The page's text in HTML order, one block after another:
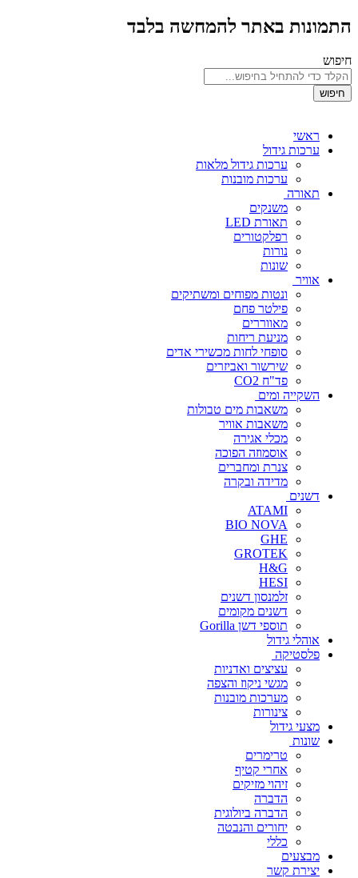
התמונות באתר להמחשה בלבד
חיפוש
חיפוש
ראשי
ערכות גידול
ערכות גידול מלאות
ערכות מובנות
תאורה
משנקים
תאורת LED
רפלקטורים
נורות
שונות
אוויר
ונטות מפוחים ומשתיקים
פילטר פחם
מאווררים
מניעת ריחות
סופחי לחות מכשירי אדים
שירשור ואביזרים
פד"ח CO2
השקייה ומים
משאבות מים טבולות
משאבות אוויר
מכלי אגירה
אוסמוזה הפוכה
צנרת ומחברים
מדידה ובקרה
דשנים
ATAMI
BIO NOVA
GHE
GROTEK
H&G
HESI
זלמנסון דשנים
דשנים מקומים
תוספי דשן Gorilla
אוהלי גידול
פלסטיקה
עציצים ואדניות
מגשי ניקוז והצפה
מערכות מובנות
צינורות
מצעי גידול
שונות
טרימרים
אחרי קטיף
זיהוי מזיקים
הדברה
הדברה ביולוגית
יחורים והנבטה
כללי
מבצעים
יצירת קשר